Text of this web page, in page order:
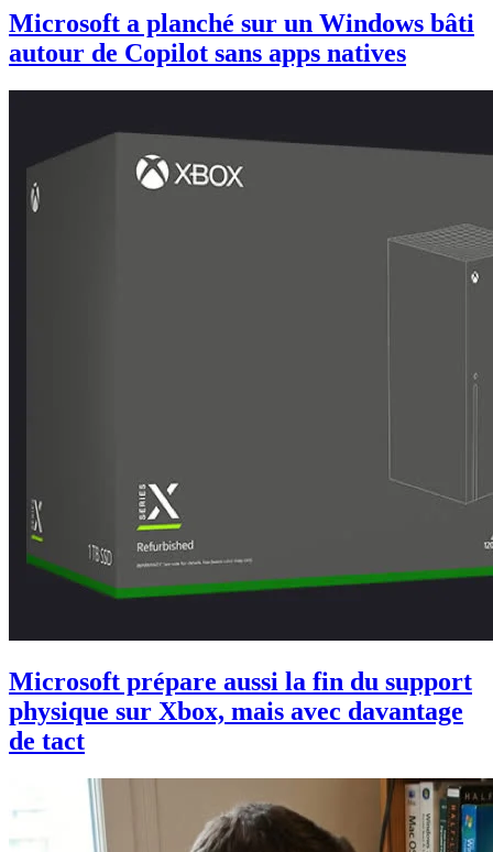
Microsoft a planché sur un Windows bâti
autour de Copilot sans apps natives
Microsoft prépare aussi la fin du support
physique sur Xbox, mais avec davantage
de tact